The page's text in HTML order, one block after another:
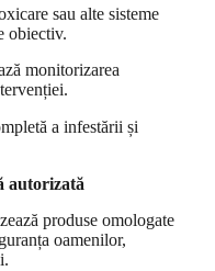
sau alte sisteme
obiectiv.
monitorizarea
a infestării și
autorizată
produse omologate
oamenilor,